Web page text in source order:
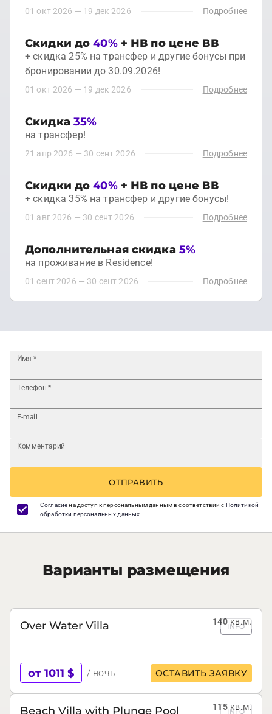
01 окт 2026 — 19 дек 2026 Подробнее
Скидки до40%+ НВ по цене ВВ
+ скидка 25% на трансфер и другие бонусы при
бронировании до 30.09.2026!
01 окт 2026 — 19 дек 2026 Подробнее
Скидка 35%
на трансфер!
21 апр 2026 — 30 сент 2026 Подробнее
Скидки до40%+ НВ по цене ВВ
+ скидка 35% на трансфер и другие бонусы!
01 авг 2026 — 30 сент 2026 Подробнее
Дополнительная скидка 5%
на проживание в Residence!
01 сент 2026 — 30 сент 2026 Подробнее
Имя *
Телефон *
E-mail
Комментарий
ОТПРАВИТЬ
Согласиена доступ к персональным данным в соответствии с Политикой
обработки персональных данных
Варианты размещения
140кв.м.
Over Water Villa INFO
от 1011 $ / ночь ОСТАВИТЬ ЗАЯВКУ
115кв.м.
Beach Villa with Plunge Pool INFO